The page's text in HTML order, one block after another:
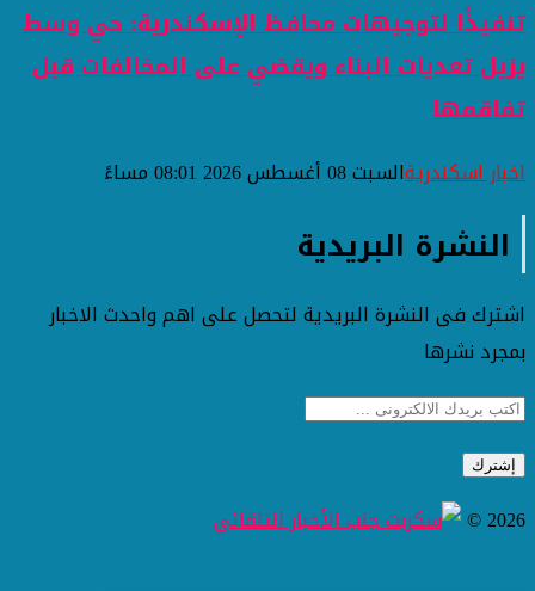
تنفيذًا لتوجيهات محافظ الإسكندرية: حي وسط
يزيل تعديات البناء ويقضي على المخالفات قبل
تفاقمها
اخبار اسكندريةالسبت 08 أغسطس 2026 08:01 مساءً
النشرة البريدية
اشترك فى النشرة البريدية لتحصل على اهم واحدث الاخبار
بمجرد نشرها
2026 ©